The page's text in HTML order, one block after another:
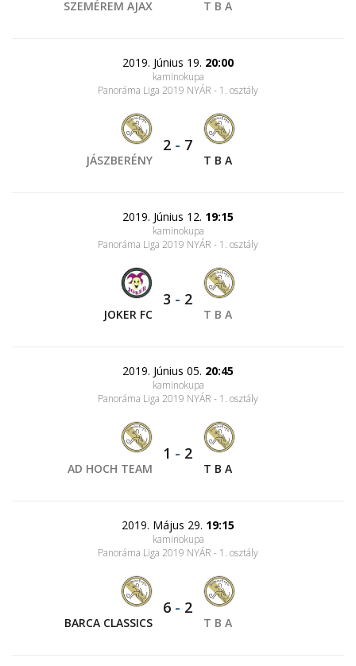
SZEMÉREM AJAX T B A
2019. Június 19. 20:00
kaminokupa
Panoráma Liga 2019 NYÁR - 1. osztály
JÁSZBERÉNY
2 - 7
T B A
2019. Június 12. 19:15
kaminokupa
Panoráma Liga 2019 NYÁR - 1. osztály
JOKER FC
3 - 2
T B A
2019. Június 05. 20:45
kaminokupa
Panoráma Liga 2019 NYÁR - 1. osztály
AD HOCH TEAM
1 - 2
T B A
2019. Május 29. 19:15
kaminokupa
Panoráma Liga 2019 NYÁR - 1. osztály
BARCA CLASSICS
6 - 2
T B A